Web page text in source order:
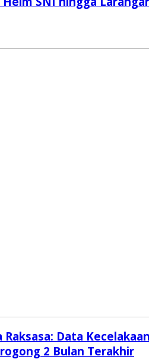
Data
2 Bulan Terakhir